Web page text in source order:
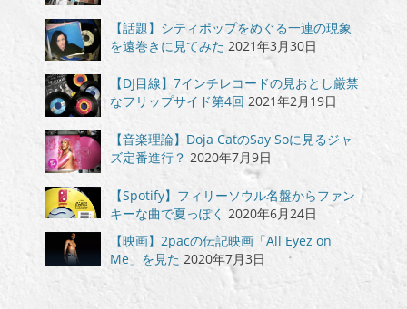
【話題】シティポップをめぐる一連の現象
を遠巻きに見てみた 2021年3月30日
【DJ目線】7インチレコードの見おとし厳禁
なフリップサイド第4回 2021年2月19日
【音楽理論】Doja CatのSay Soに見るジャ
ズ定番進行？ 2020年7月9日
【Spotify】フィリーソウル名盤からファン
キーな曲で夏っぽく 2020年6月24日
【映画】2pacの伝記映画「All Eyez on
Me」を見た 2020年7月3日